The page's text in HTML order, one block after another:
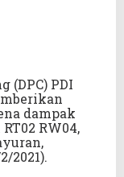
(DPC) PDI
dampak
RW04,
2021).